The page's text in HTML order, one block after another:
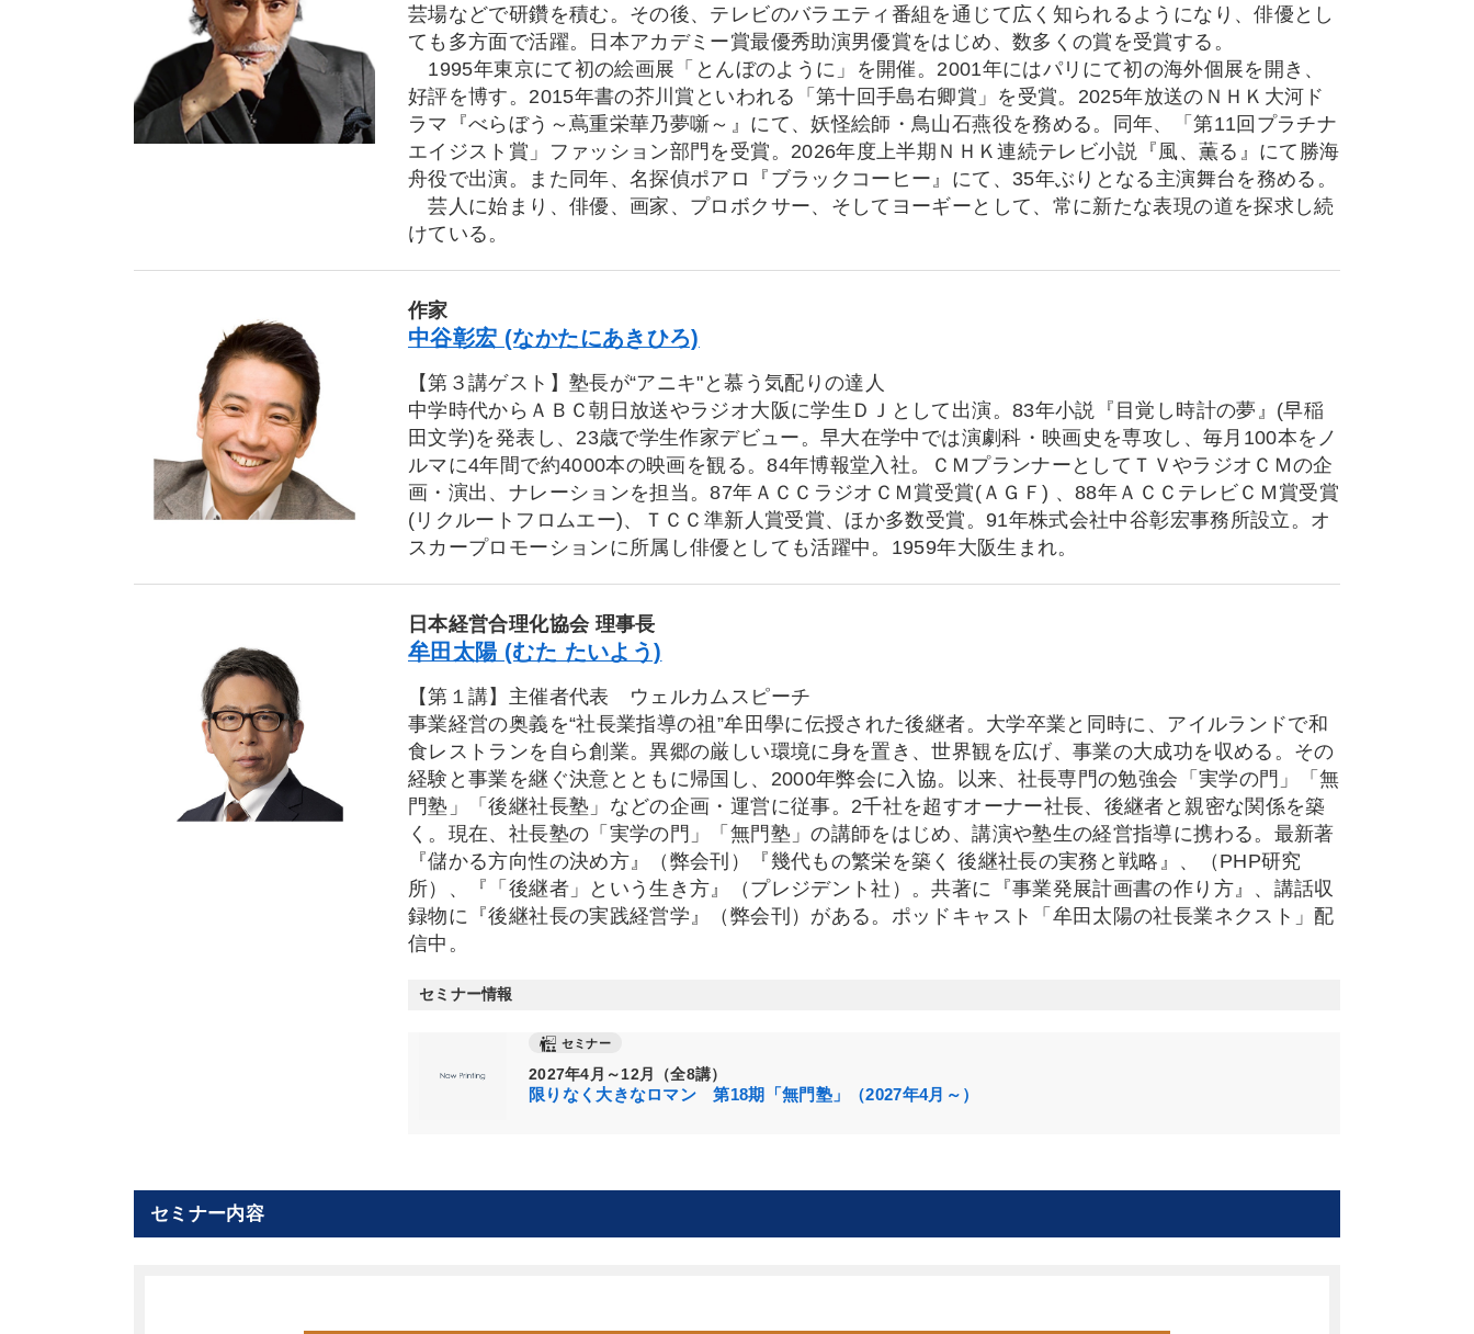
芸場などで研鑽を積む。その後、テレビのバラエティ番組を通じて広く知られるようになり、俳優とし
ても多方面で活躍。日本アカデミー賞最優秀助演男優賞をはじめ、数多くの賞を受賞する。
1995年東京にて初の絵画展「とんぼのように」を開催。2001年にはパリにて初の海外個展を開き、
好評を博す。2015年書の芥川賞といわれる「第十回手島右卿賞」を受賞。2025年放送のＮＨＫ大河ド
ラマ『べらぼう～蔦重栄華乃夢噺～』にて、妖怪絵師・鳥山石燕役を務める。同年、「第11回プラチナ
エイジスト賞」ファッション部門を受賞。2026年度上半期ＮＨＫ連続テレビ小説『風、薫る』にて勝海
舟役で出演。また同年、名探偵ポアロ『ブラックコーヒー』にて、35年ぶりとなる主演舞台を務める。
芸人に始まり、俳優、画家、プロボクサー、そしてヨーギーとして、常に新たな表現の道を探求し続
けている。
作家
中谷彰宏 (なかたにあきひろ)
【第３講ゲスト】塾長が“アニキ"と慕う気配りの達人
中学時代からＡＢＣ朝日放送やラジオ大阪に学生ＤＪとして出演。83年小説『目覚し時計の夢』(早稲
田文学)を発表し、23歳で学生作家デビュー。早大在学中では演劇科・映画史を専攻し、毎月100本をノ
ルマに4年間で約4000本の映画を観る。84年博報堂入社。ＣＭプランナーとしてＴＶやラジオＣＭの企
画・演出、ナレーションを担当。87年ＡＣＣラジオＣＭ賞受賞(ＡＧＦ) 、88年ＡＣＣテレビＣＭ賞受賞
(リクルートフロムエー)、ＴＣＣ準新人賞受賞、ほか多数受賞。91年株式会社中谷彰宏事務所設立。オ
スカープロモーションに所属し俳優としても活躍中。1959年大阪生まれ。
日本経営合理化協会 理事長
牟田太陽 (むた たいよう)
【第１講】主催者代表 ウェルカムスピーチ
事業経営の奥義を“社長業指導の祖”牟田學に伝授された後継者。大学卒業と同時に、アイルランドで和
食レストランを自ら創業。異郷の厳しい環境に身を置き、世界観を広げ、事業の大成功を収める。その
経験と事業を継ぐ決意とともに帰国し、2000年弊会に入協。以来、社長専門の勉強会「実学の門」「無
門塾」「後継社長塾」などの企画・運営に従事。2千社を超すオーナー社長、後継者と親密な関係を築
く。現在、社長塾の「実学の門」「無門塾」の講師をはじめ、講演や塾生の経営指導に携わる。最新著
『儲かる方向性の決め方』（弊会刊）『幾代もの繁栄を築く 後継社長の実務と戦略』、（PHP研究
所）、『「後継者」という生き方』（プレジデント社）。共著に『事業発展計画書の作り方』、講話収
録物に『後継社長の実践経営学』（弊会刊）がある。ポッドキャスト「牟田太陽の社長業ネクスト」配
信中。
セミナー情報
セミナー
2027年4月～12月（全8講）
限りなく大きなロマン 第18期「無門塾」（2027年4月～）
セミナー内容